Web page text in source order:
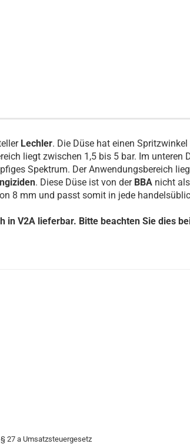
Lechler. Die Düse hat einen
liegt zwischen 1,5 bis 5 bar. Im unteren
Spektrum. Der Anwendungsbereich
. Diese Düse ist von der BBA nicht
8 mm und passt somit in jede
in V2A lieferbar. Bitte beachten Sie dies
27 a Umsatzsteuergesetz